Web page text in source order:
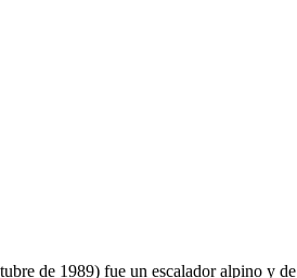
de 1989) fue un escalador alpino y